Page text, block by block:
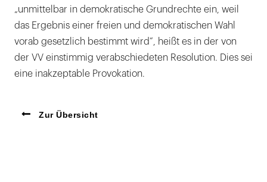
„unmittelbar in demokratische Grundrechte ein, weil
das Ergebnis einer freien und demokratischen Wahl
vorab gesetzlich bestimmt wird”, heißt es in der von
der VV einstimmig verabschiedeten Resolution. Dies sei
eine inakzeptable Provokation.
Zur Übersicht